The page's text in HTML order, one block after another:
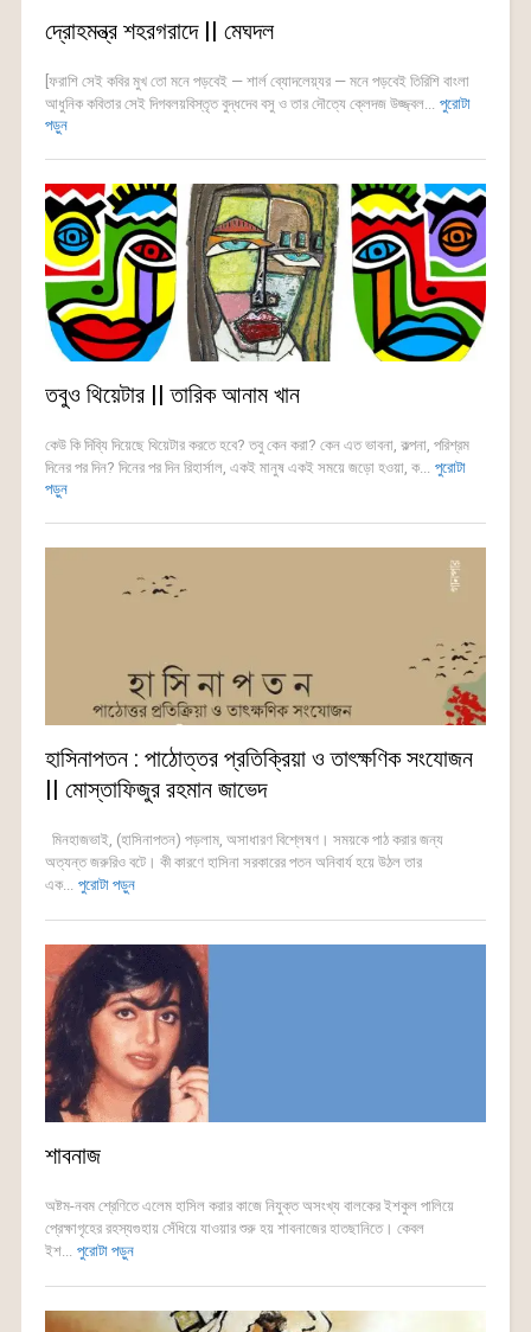
দ্রোহমন্ত্র শহরগরাদে || মেঘদল
[ফরাশি সেই কবির মুখ তো মনে পড়বেই — শার্ল ব্যোদলেয়্যর — মনে পড়বেই তিরিশি বাংলা
আধুনিক কবিতার সেই দিগবলয়বিস্তৃত বুদ্ধদেব বসু ও তার দৌত্যে ক্লেদজ উজ্জ্বল... পুরোটা
পড়ুন
তবুও থিয়েটার || তারিক আনাম খান
কেউ কি দিব্যি দিয়েছে থিয়েটার করতে হবে? তবু কেন করা? কেন এত ভাবনা, কল্পনা, পরিশ্রম
দিনের পর দিন? দিনের পর দিন রিহার্সাল, একই মানুষ একই সময়ে জড়ো হওয়া, ক... পুরোটা
পড়ুন
হাসিনাপতন : পাঠোত্তর প্রতিক্রিয়া ও তাৎক্ষণিক সংযোজন
|| মোস্তাফিজুর রহমান জাভেদ
মিনহাজভাই, (হাসিনাপতন) পড়লাম, অসাধারণ বিশ্লেষণ। সময়কে পাঠ করার জন্য
অত্যন্ত জরুরিও বটে। কী কারণে হাসিনা সরকারের পতন অনিবার্য হয়ে উঠল তার
এক... পুরোটা পড়ুন
শাবনাজ
অষ্টম-নবম শ্রেণিতে এলেম হাসিল করার কাজে নিযুক্ত অসংখ্য বালকের ইশকুল পালিয়ে
প্রেক্ষাগৃহের রহস্যগুহায় সেঁধিয়ে যাওয়ার শুরু হয় শাবনাজের হাতছানিতে। কেবল
ইশ... পুরোটা পড়ুন